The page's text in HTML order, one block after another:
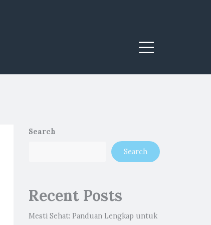
Menu
Search
Search
Recent Posts
Mesti Sehat: Panduan Lengkap untuk